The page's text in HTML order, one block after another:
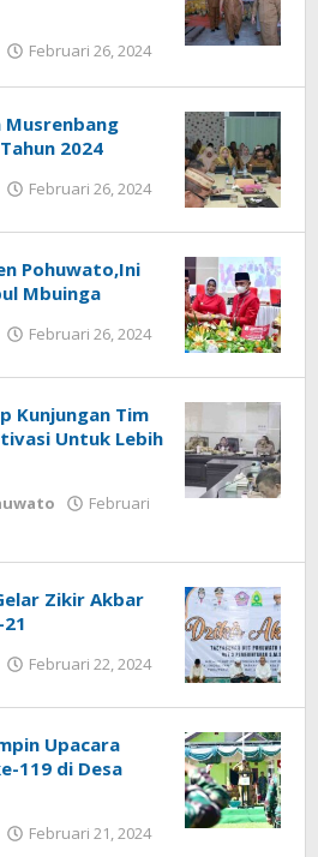
Februari 26, 2024
oleh
Musrenbang
2024
Februari 26, 2024
oleh
Harton
Safii
Pohuwato,Ini
Mbuinga
Februari 26, 2024
oleh
Harton
Safii
Kunjungan Tim
Untuk Lebih
Februari
Zikir Akbar
Februari 22, 2024
oleh
Harton
Safii
Upacara
119 di Desa
Februari 21, 2024
oleh